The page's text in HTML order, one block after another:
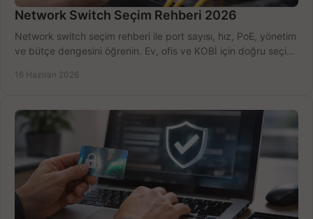
Network Switch Seçim Rehberi 2026
Network switch seçim rehberi ile port sayısı, hız, PoE, yönetim
ve bütçe dengesini öğrenin. Ev, ofis ve KOBİ için doğru seçimi
16 Haziran 2026